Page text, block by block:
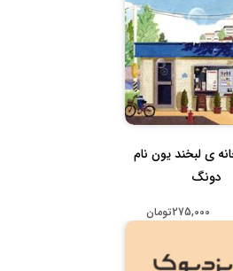
ی لبخند یون نام
دونگ
275,000تومان